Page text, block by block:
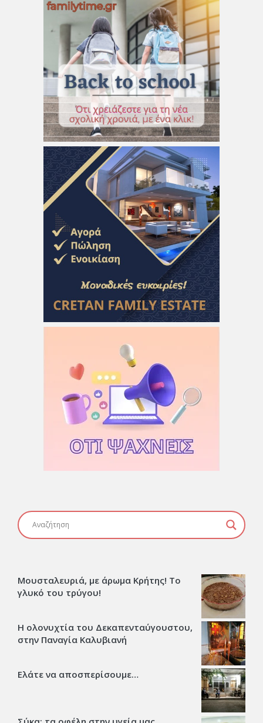
Μουσταλευριά, με άρωμα Κρήτης! Το
γλυκό του τρύγου!
Η ολονυχτία του Δεκαπενταύγουστου,
στην Παναγία Καλυβιανή
Ελάτε να αποσπερίσουμε…